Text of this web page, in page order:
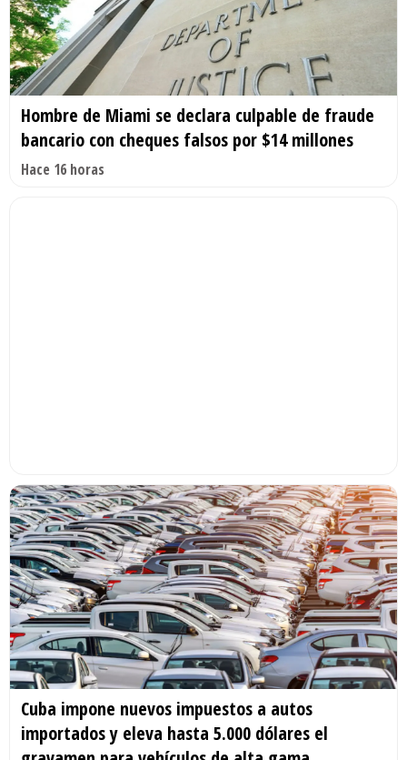
Hombre de Miami se declara culpable de fraude
bancario con cheques falsos por $14 millones
Hace 16 horas
Cuba impone nuevos impuestos a autos
importados y eleva hasta 5.000 dólares el